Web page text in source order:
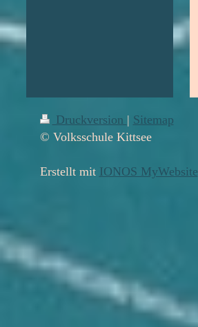
Druckversion | Sitemap
© Volksschule Kittsee
Erstellt mit IONOS MyWebsite